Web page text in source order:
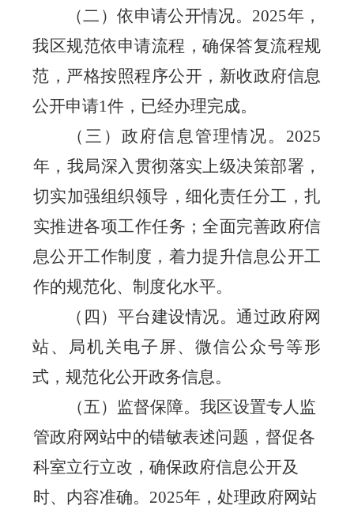
（二）依申请公开情况。 2025年，
我区规范依申请流程，确保答复流程规
范，严格按照程序公开，新收政府信息
公开申请1件，已经办理完成。
（三）政府信息管理情况。 2025
年，我局深入贯彻落实上级决策部署，
切实加强组织领导，细化责任分工，扎
实推进各项工作任务；全面完善政府信
息公开工作制度，着力提升信息公开工
作的规范化、制度化水平。
（四）平台建设情况。 通过政府网
站、局机关电子屏、微信公众号等形
式，规范化公开政务信息。
（五）监督保障。 我区设置专人监
管政府网站中的错敏表述问题，督促各
科室立行立改，确保政府信息公开及
时、内容准确。 2025年，处理政府网站